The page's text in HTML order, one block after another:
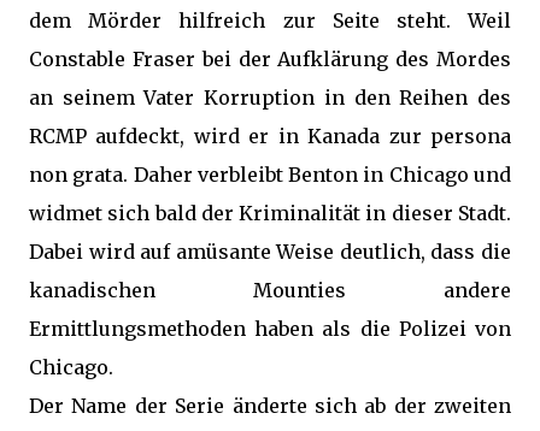
dem Mörder hilfreich zur Seite steht. Weil
Constable Fraser bei der Aufklärung des Mordes
an seinem Vater Korruption in den Reihen des
RCMP aufdeckt, wird er in Kanada zur persona
non grata. Daher verbleibt Benton in Chicago und
widmet sich bald der Kriminalität in dieser Stadt.
Dabei wird auf amüsante Weise deutlich, dass die
kanadischen Mounties andere
Ermittlungsmethoden haben als die Polizei von
Chicago.
Der Name der Serie änderte sich ab der zweiten